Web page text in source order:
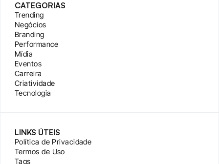
CATEGORIAS
Trending
Negócios
Branding
Performance
Mídia
Eventos
Carreira
Criatividade
Tecnologia
LINKS ÚTEIS
Política de Privacidade
Termos de Uso
Tags